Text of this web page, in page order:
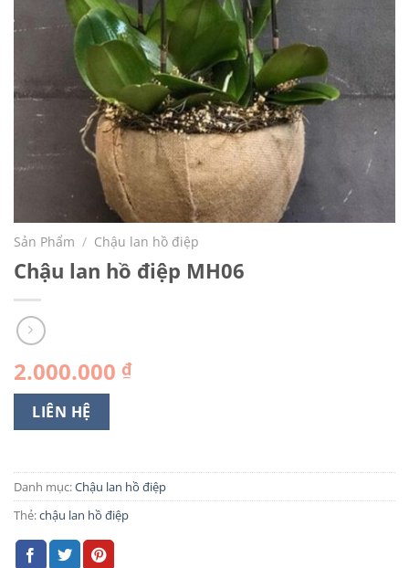
Sản Phẩm / Chậu lan hồ điệp
Chậu lan hồ điệp MH06
2.000.000 ₫
LIÊN HỆ
Danh mục:Chậu lan hồ điệp
Thẻ:chậu lan hồ điệp